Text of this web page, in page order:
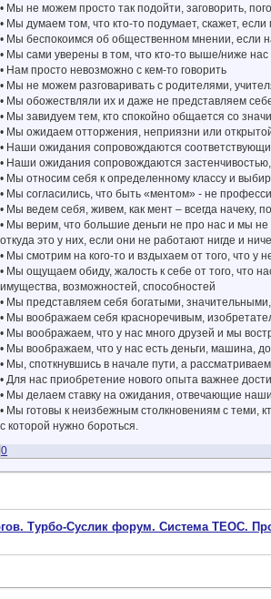
• Мы не можем просто так подойти, заговорить,
• Мы думаем том, что кто-то подумает, скажет,
• Мы беспокоимся об общественном мнении, если
• Мы сами уверены в том, что кто-то выше/ниже
• Нам просто невозможно с кем-то говорить
• Мы не можем разговаривать с родителями,
• Мы обожествляли их и даже не представляем
• Мы завидуем тем, кто спокойно общается со
• Мы ожидаем отторжения, неприязни или
• Наши ожидания сопровождаются
• Наши ожидания сопровождаются
• Мы относим себя к определенному классу и
• Мы согласились, что быть «ментом» - не
• Мы ведем себя, живем, как мент – всегда начеку,
• Мы верим, что большие деньги не про нас и мы не
откуда это у них, если они не работают нигде и
• Мы смотрим на кого-то и вздыхаем от того, что у
• Мы ощущаем обиду, жалость к себе от того, что
имущества, возможностей, способностей
• Мы представляем себя богатыми,
• Мы воображаем себя красноречивым,
• Мы воображаем, что у нас много друзей и мы
• Мы воображаем, что у нас есть деньги, машина,
• Мы, споткнувшись в начале пути, а
• Для нас приобретение нового опыта важнее
• Мы делаем ставку на ожидания, отвечающие
• Мы готовы к неизбежным столкновениям с теми,
с которой нужно бороться.
0
Турбо-Суслик форум. Система ТЕОС.